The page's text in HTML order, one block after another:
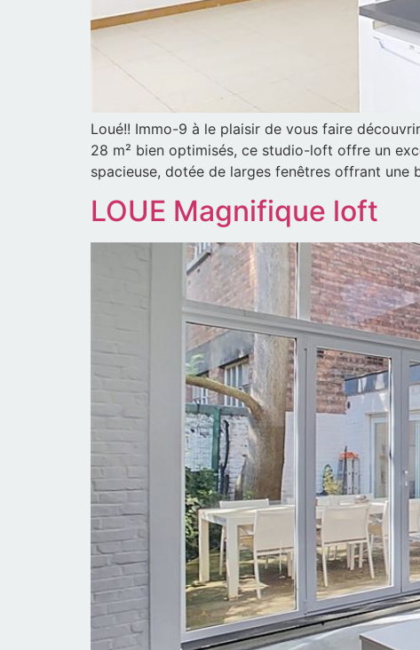
Loué!! Immo-9 à le plaisir de vous faire
28 m² bien optimisés, ce studio-loft offre un
spacieuse, dotée de larges fenêtres offrant une
LOUE Magnifique loft